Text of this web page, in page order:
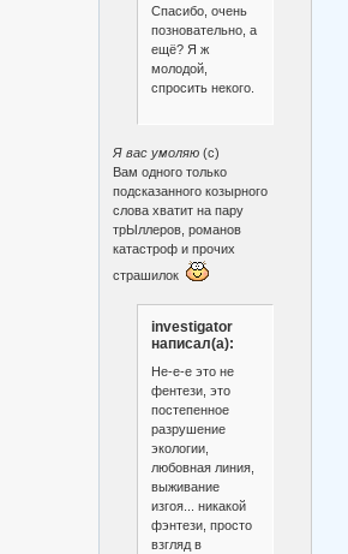
Спасибо, очень
позновательно, а
ещё? Я ж
молодой,
спросить некого.
Я вас умоляю (с)
Вам одного только
подсказанного козырного
слова хватит на пару
трЫллеров, романов
катастроф и прочих
страшилок
investigator
написал(а):
Не-е-е это не
фентези, это
постепенное
разрушение
экологии,
любовная линия,
выживание
изгоя... никакой
фэнтези, просто
взгляд в